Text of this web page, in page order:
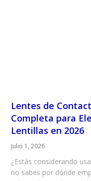
Lentes de
Completa para
Lentillas en 2026
Julio 1, 2026
¿Estás considerando
no sabes por dónde